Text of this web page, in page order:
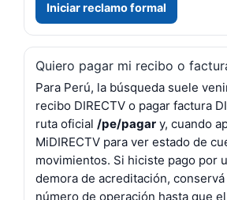
Iniciar reclamo formal
Quiero pagar mi recibo o
Para Perú, la búsqueda suele
recibo DIRECTV o pagar factura
ruta oficial /pe/pagar y, cuando
MiDIRECTV para ver estado de
movimientos. Si hiciste pago por
demora de acreditación,
número de operación hasta que